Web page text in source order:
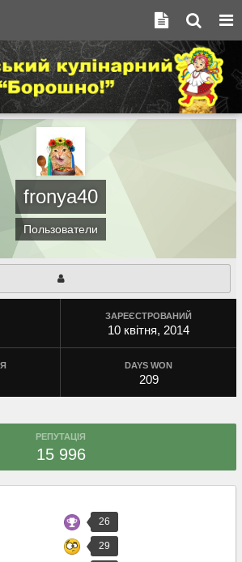
fronya40
Пользователи
ЗАРЕЄСТРОВАНИЙ
10 квітня, 2014
DAYS WON
209
РЕПУТАЦІЯ
15 996
26
29